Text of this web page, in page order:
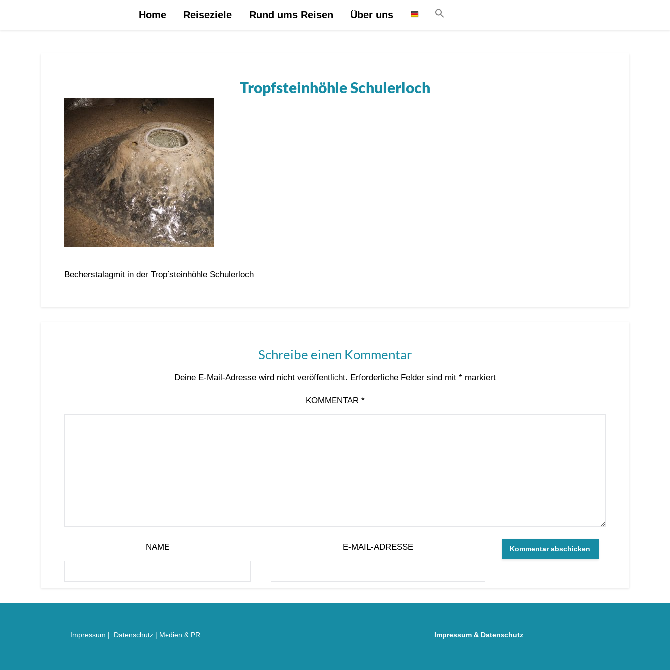
Urlaubsreise.blog – dein Reiseblog …
Home Reiseziele Rund ums Reisen Über uns
Tropfsteinhöhle Schulerloch
Becherstalagmit in der Tropfsteinhöhle Schulerloch
Schreibe einen Kommentar
Deine E-Mail-Adresse wird nicht veröffentlicht. Erforderliche Felder sind mit * markiert
KOMMENTAR *
NAME E-MAIL-ADRESSE
Impressum | Datenschutz | Medien & PR Impressum& Datenschutz